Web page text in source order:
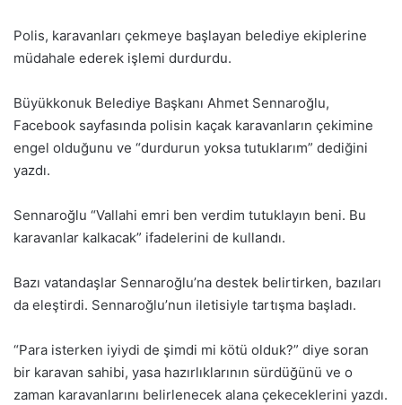
Polis, karavanları çekmeye başlayan belediye ekiplerine
müdahale ederek işlemi durdurdu.
Büyükkonuk Belediye Başkanı Ahmet Sennaroğlu,
Facebook sayfasında polisin kaçak karavanların çekimine
engel olduğunu ve “durdurun yoksa tutuklarım” dediğini
yazdı.
Sennaroğlu “Vallahi emri ben verdim tutuklayın beni. Bu
karavanlar kalkacak” ifadelerini de kullandı.
Bazı vatandaşlar Sennaroğlu’na destek belirtirken, bazıları
da eleştirdi. Sennaroğlu’nun iletisiyle tartışma başladı.
“Para isterken iyiydi de şimdi mi kötü olduk?” diye soran
bir karavan sahibi, yasa hazırlıklarının sürdüğünü ve o
zaman karavanlarını belirlenecek alana çekeceklerini yazdı.